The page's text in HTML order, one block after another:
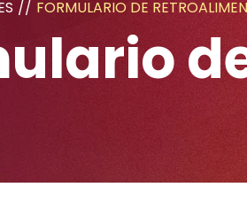
// FORMULARIO DE